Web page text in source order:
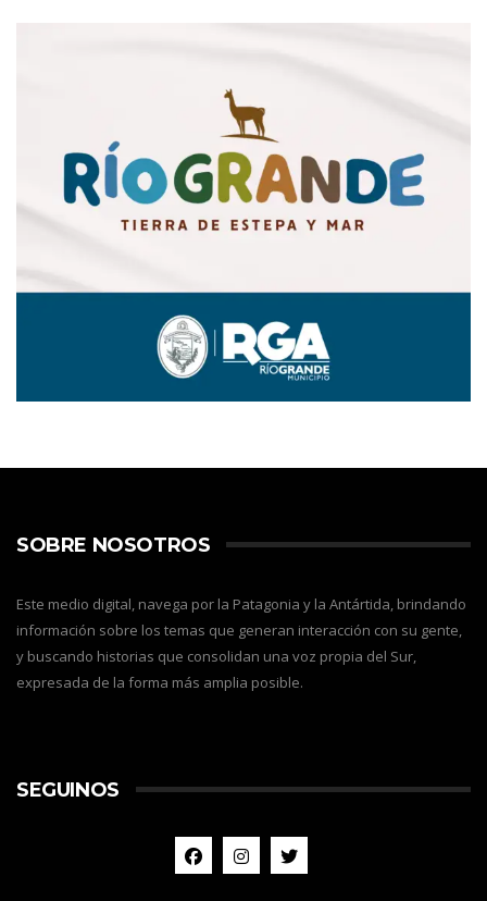
SOBRE NOSOTROS
Este medio digital, navega por la Patagonia y la Antártida, brindando
información sobre los temas que generan interacción con su gente,
y buscando historias que consolidan una voz propia del Sur,
expresada de la forma más amplia posible.
SEGUINOS